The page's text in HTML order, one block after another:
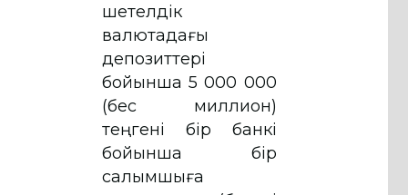
шетелдік
валютадағы
депозиттері
бойынша 5 000 000
(бес миллион)
теңгені бір банкі
бойынша бір
салымшыға